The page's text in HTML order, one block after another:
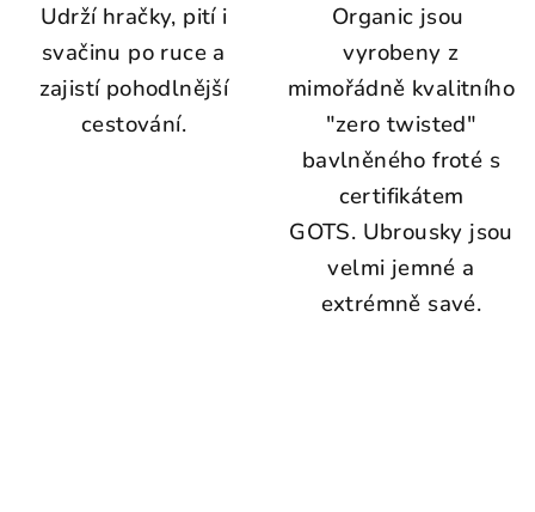
Udrží hračky, pití i
svačinu po ruce a
zajistí pohodlnější
cestování.
Organic jsou
vyrobeny z
mimořádně kvalitního
"zero twisted"
bavlněného froté s
certifikátem
GOTS. Ubrousky jsou
velmi jemné a
extrémně savé.